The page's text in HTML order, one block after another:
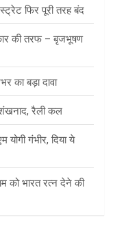
फिर पूरी तरह बंद
की तरफ – बृजभूषण
का बड़ा दावा
शंखनाद, रैली कल
योगी गंभीर, दिया ये
को भारत रत्न देने की